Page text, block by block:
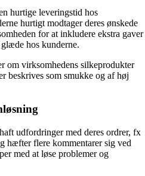
hurtige leveringstid hos
hurtigt modtager deres ønskede
for at inkludere ekstra gaver
hos kunderne.
om virksomhedens silkeprodukter
beskrives som smukke og af høj
udfordringer med deres ordrer, fx
hæfter flere kommentarer sig ved
med at løse problemer og